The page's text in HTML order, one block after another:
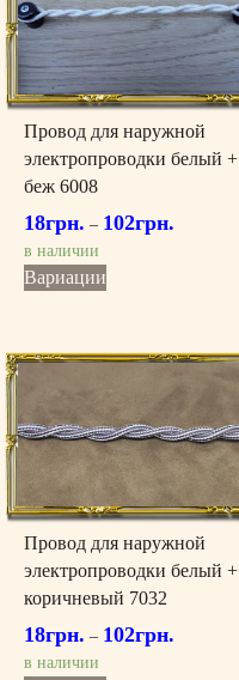
можно
выбрать
на
странице
товара.
Провод для наружной
электропроводки белый +
беж 6008
18грн. – 102грн.
в наличии
Вариации
несколько
Опции
можно
выбрать
на
странице
товара.
Провод для наружной
электропроводки белый +
коричневый 7032
18грн. – 102грн.
в наличии